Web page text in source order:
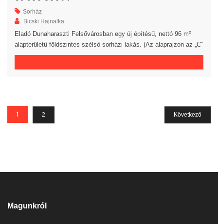
Sorház
Bicski Hajnalka
Eladó Dunaharaszti Felsővárosban egy új építésű, nettó 96 m²
alapterületű földszintes szélső sorházi lakás. (Az alaprajzon az „C”
jelű lakás) A lakásban egy előszoba, egy amerikai konyhás
1 2 Következő
Magunkról